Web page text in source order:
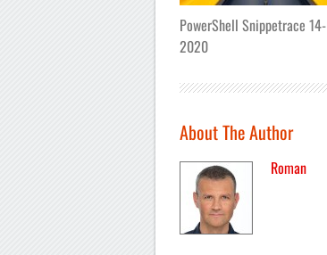
PowerShell Snippetrace 14-
2020
About The Author
Roman